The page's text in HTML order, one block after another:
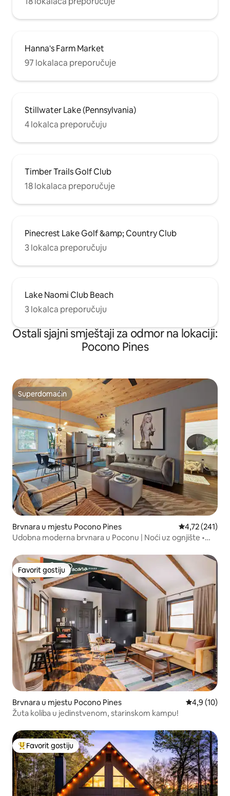
Hanna's Farm Market
97 lokalaca preporučuje
Stillwater Lake (Pennsylvania)
4 lokalca preporučuju
Timber Trails Golf Club
18 lokalaca preporučuje
Pinecrest Lake Golf &amp; Country Club
3 lokalca preporučuju
Lake Naomi Club Beach
3 lokalca preporučuju
Ostali sjajni smještaji za odmor na lokaciji:
Pocono Pines
Superdomaćin
Superdomaćin
Brvnara u mjestu Pocono Pines Prosječna
4,72 (241)
Udobna moderna brvnara u Poconu | Noći uz ognjište •
Favorit gostiju
Favorit gostiju
Brvnara u mjestu Pocono Pines Prosječna
4,9 (10)
Žuta koliba u jedinstvenom, starinskom kampu!
Glavni favorit gostiju
Favorit gostiju